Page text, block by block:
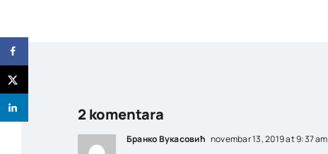
2 komentara
Бранко Вукасовић novembar 13, 2019 at 9:37 am